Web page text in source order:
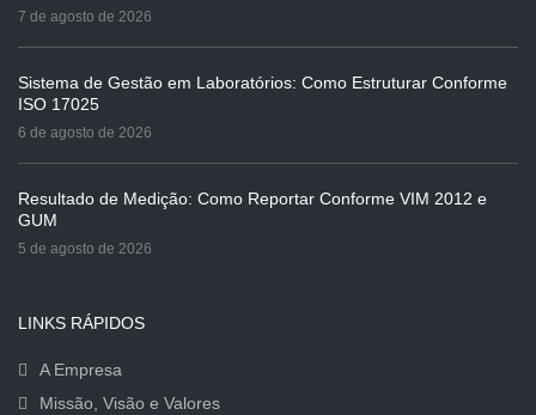
7 de agosto de 2026
Sistema de Gestão em Laboratórios: Como Estruturar Conforme
ISO 17025
6 de agosto de 2026
Resultado de Medição: Como Reportar Conforme VIM 2012 e
GUM
5 de agosto de 2026
LINKS RÁPIDOS
A Empresa
Missão, Visão e Valores